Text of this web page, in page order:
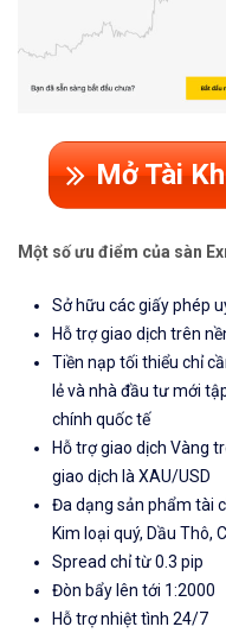
Mở Tài
Một số ưu điểm của sàn
Sở hữu các giấy phép
Hỗ trợ giao dịch trên
Tiền nạp tối thiểu chỉ
lẻ và nhà đầu tư mới
chính quốc tế
Hỗ trợ giao dịch Vàng
giao dịch là XAU/USD
Đa dạng sản phẩm tài
Kim loại quý, Dầu Thô,
Spread chỉ từ 0.3 pip
Đòn bẩy lên tới 1:2000
Hỗ trợ nhiệt tình 24/7